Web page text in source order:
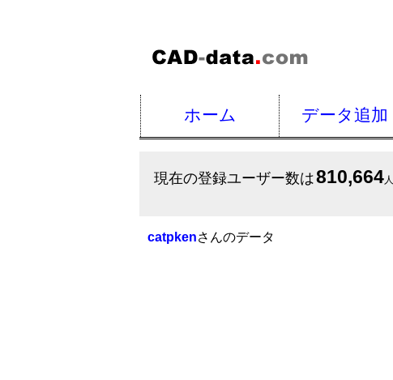
ホーム データ追加
現在の登録ユーザー数は810,664人
catpkenさんのデータ